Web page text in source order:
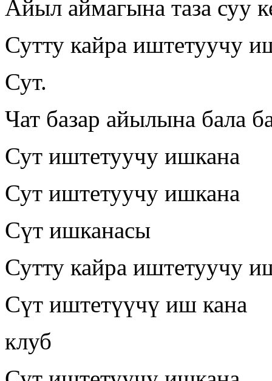
Айыл аймагына таза суу
Сутту кайра иштетуучу
Сут.
Чат базар айылына бала
Сут иштетуучу ишкана
Сут иштетуучу ишкана
Сүт ишканасы
Сутту кайра иштетуучу
Сүт иштетүүчү иш кана
клуб